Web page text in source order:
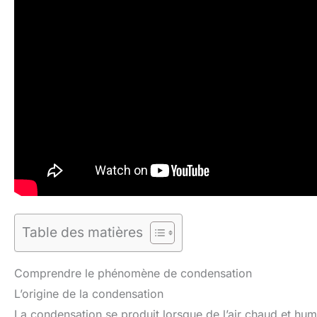
Table des matières
Comprendre le phénomène de condensation
L’origine de la condensation